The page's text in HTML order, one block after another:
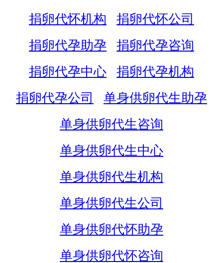
捐卵代怀机构
捐卵代怀公司
捐卵代孕助孕
捐卵代孕咨询
捐卵代孕中心
捐卵代孕机构
捐卵代孕公司
单身供卵代生助孕
单身供卵代生咨询
单身供卵代生中心
单身供卵代生机构
单身供卵代生公司
单身供卵代怀助孕
单身供卵代怀咨询